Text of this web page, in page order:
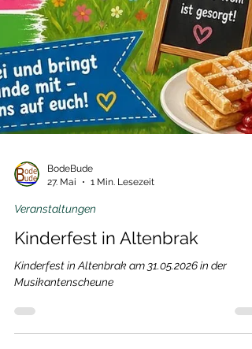
BodeBude
27. Mai
1 Min. Lesezeit
Veranstaltungen
Kinderfest in Altenbrak
Kinderfest in Altenbrak am 31.05.2026 in der
Musikantenscheune